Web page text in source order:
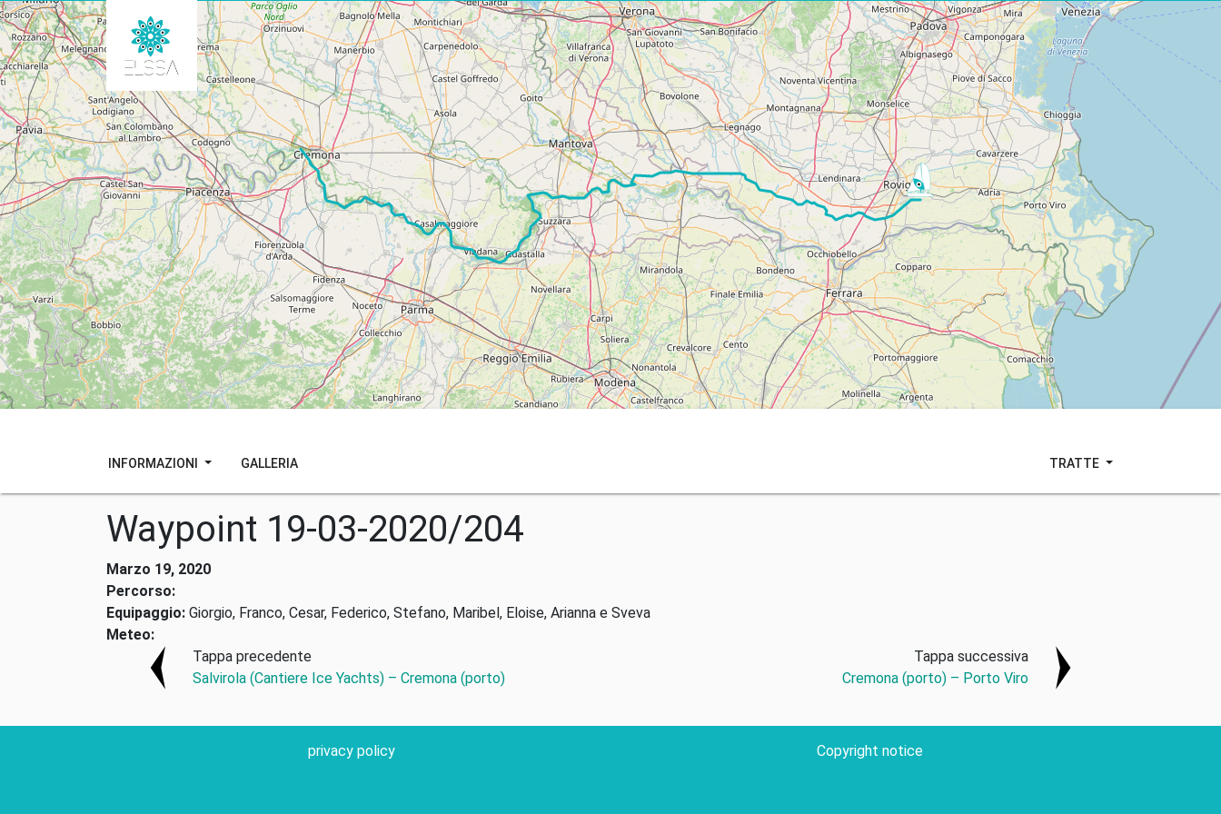
INFORMAZIONI GALLERIA TRATTE
Waypoint 19-03-2020/204
Marzo 19, 2020
Percorso:
Equipaggio: Giorgio, Franco, Cesar, Federico, Stefano, Maribel, Eloise, Arianna e Sveva
Meteo:
Tappa precedente
Salvirola (Cantiere Ice Yachts) – Cremona (porto)
Tappa successiva
Cremona (porto) – Porto Viro
privacy policy Copyright notice